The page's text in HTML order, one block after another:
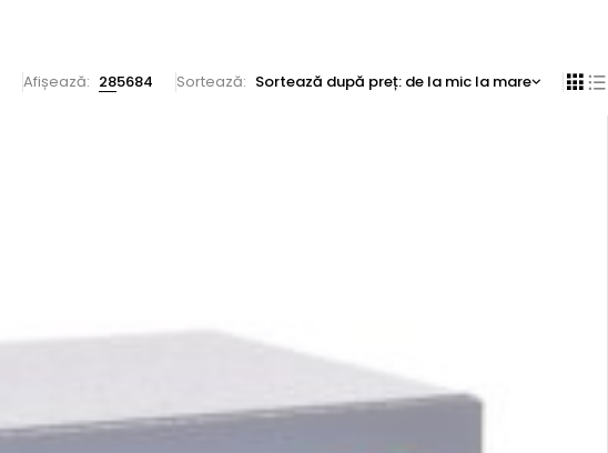
Afișează: 285684 Sortează Sortează după preț: de la mic la mare